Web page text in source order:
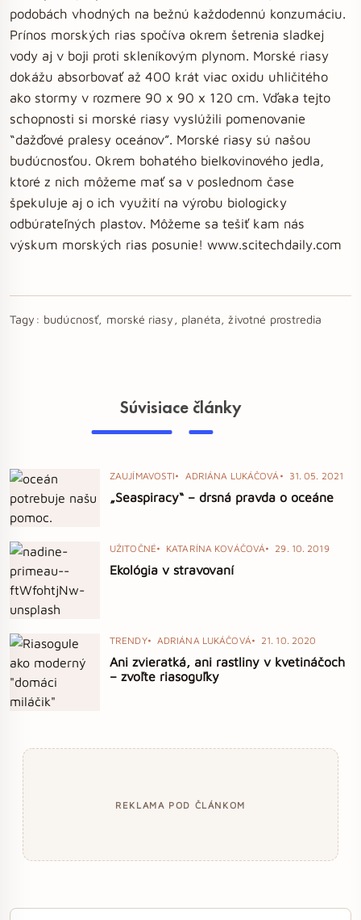
podobách vhodných na bežnú každodennú konzumáciu.
Prínos morských rias spočíva okrem šetrenia sladkej
vody aj v boji proti skleníkovým plynom. Morské riasy
dokážu absorbovať až 400 krát viac oxidu uhličitého
ako stormy v rozmere 90 x 90 x 120 cm. Vďaka tejto
schopnosti si morské riasy vyslúžili pomenovanie
“dažďové pralesy oceánov”. Morské riasy sú našou
budúcnosťou. Okrem bohatého bielkovinového jedla,
ktoré z nich môžeme mať sa v poslednom čase
špekuluje aj o ich využití na výrobu biologicky
odbúrateľných plastov. Môžeme sa tešiť kam nás
výskum morských rias posunie! www.scitechdaily.com
Tagy: budúcnosť, morské riasy, planéta, životné prostredia
Súvisiace články
ZAUJÍMAVOSTI ADRIÁNA LUKÁČOVÁ 31. 05. 2021
„Seaspiracy“ – drsná pravda o oceáne
UŽITOČNÉ KATARÍNA KOVÁČOVÁ 29. 10. 2019
Ekológia v stravovaní
TRENDY ADRIÁNA LUKÁČOVÁ 21. 10. 2020
Ani zvieratká, ani rastliny v kvetináčoch
– zvoľte riasoguľky
REKLAMA POD ČLÁNKOM